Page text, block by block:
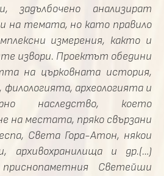
анализират
на темата, но като правило
измерения, както и
извори. Проектът обедини
на църковната история,
археологията и
наследство, което
на местата, пряко свързани
Света Гора-Атон, някои
архивохранилища и др.(…)
Светейши